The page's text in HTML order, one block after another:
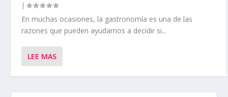
|
En muchas ocasiones, la gastronomía es una de las
razones que pueden ayudarnos a decidir si...
LEE MAS